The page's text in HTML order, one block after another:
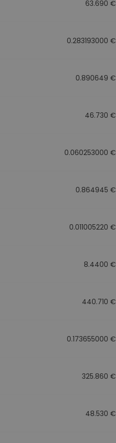
63.690 €
0.283193000 €
0.890649 €
46.730 €
0.060253000 €
0.864945 €
0.011005220 €
8.4400 €
440.710 €
0.173655000 €
325.860 €
48.530 €